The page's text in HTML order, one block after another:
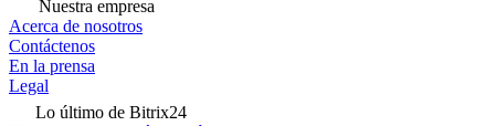
Nuestra empresa
Acerca de nosotros
Contáctenos
En la prensa
Legal
Lo último de Bitrix24